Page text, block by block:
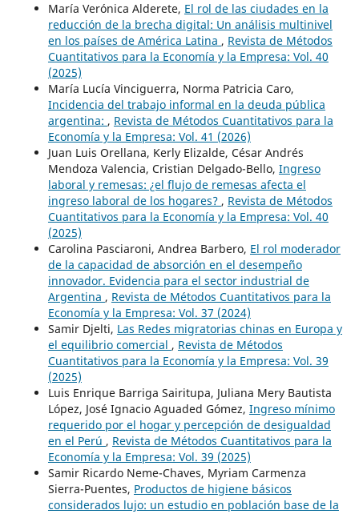
María Verónica Alderete, El rol de las ciudades en la
reducción de la brecha digital: Un análisis multinivel
en los países de América Latina , Revista de Métodos
Cuantitativos para la Economía y la Empresa: Vol. 40
(2025)
María Lucía Vinciguerra, Norma Patricia Caro,
Incidencia del trabajo informal en la deuda pública
argentina: , Revista de Métodos Cuantitativos para la
Economía y la Empresa: Vol. 41 (2026)
Juan Luis Orellana, Kerly Elizalde, César Andrés
Mendoza Valencia, Cristian Delgado-Bello, Ingreso
laboral y remesas: ¿el flujo de remesas afecta el
ingreso laboral de los hogares? , Revista de Métodos
Cuantitativos para la Economía y la Empresa: Vol. 40
(2025)
Carolina Pasciaroni, Andrea Barbero, El rol moderador
de la capacidad de absorción en el desempeño
innovador. Evidencia para el sector industrial de
Argentina , Revista de Métodos Cuantitativos para la
Economía y la Empresa: Vol. 37 (2024)
Samir Djelti, Las Redes migratorias chinas en Europa y
el equilibrio comercial , Revista de Métodos
Cuantitativos para la Economía y la Empresa: Vol. 39
(2025)
Luis Enrique Barriga Sairitupa, Juliana Mery Bautista
López, José Ignacio Aguaded Gómez, Ingreso mínimo
requerido por el hogar y percepción de desigualdad
en el Perú , Revista de Métodos Cuantitativos para la
Economía y la Empresa: Vol. 39 (2025)
Samir Ricardo Neme-Chaves, Myriam Carmenza
Sierra-Puentes, Productos de higiene básicos
considerados lujo: un estudio en población base de la